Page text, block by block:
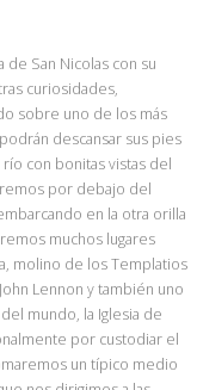
de San Nicolas con su
curiosidades,
sobre uno de los más
descansar sus pies
con bonitas vistas del
por debajo del
en la otra orilla
muchos lugares
molino de los Templatios
Lennon y también uno
mundo, la Iglesia de
por custodiar el
un típico medio